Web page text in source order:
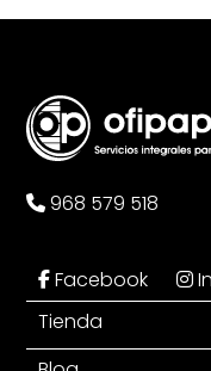
968 579 518
Facebook
Tienda